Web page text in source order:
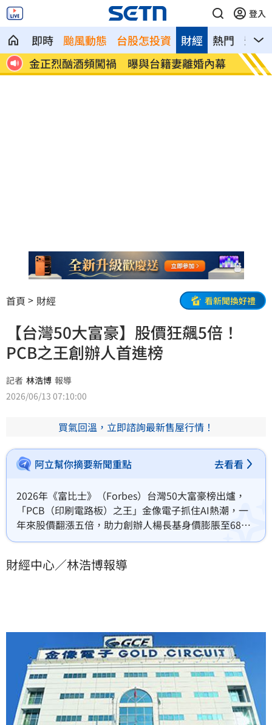
登入
即時 颱風動態 台股怎投資 熱門 影音
財經
幕
公告7月財報後 散熱王者它目標價飆升
秋天
員
首頁 財經 看新聞換好禮
【台灣50大富豪】股價狂飆5倍！
PCB之王創辦人首進榜
記者 林浩博 報導
2026/06/13 07:10:00
買氣回溫，立即諮詢最新售屋行情！
阿立幫你摘要新聞重點 去看看
2026年《富比士》（Forbes）台灣50大富豪榜出爐，
「PCB（印刷電路板）之王」金像電子抓住AI熱潮，一
年來股價翻漲五倍，助力創辦人楊長基身價膨脹至68億
美元（約2156億台幣），以第13名之姿首度擠進榜單。
財經中心／林浩博報導